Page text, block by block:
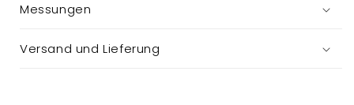
Messungen
Versand und Lieferung